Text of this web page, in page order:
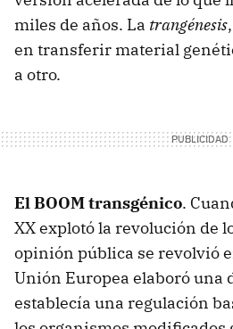
miles de años. La trangénesis
en transferir material
a otro.
El BOOM transgénico.
XX explotó la revolución de
opinión pública se revolvió
Unión Europea elaboró una
establecía una regulación